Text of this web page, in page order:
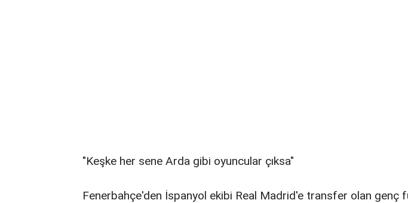
"Keşke her sene Arda gibi oyuncular çıksa"
Fenerbahçe'den İspanyol ekibi Real Madrid'e transfer olan genç